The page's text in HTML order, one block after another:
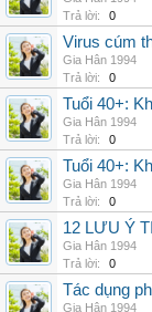
Trả lời:
0
Virus cúm
Gia Hân 1994
Trả lời:
0
Tuổi 40+:
Gia Hân 1994
Trả lời:
0
Tuổi 40+:
Gia Hân 1994
Trả lời:
0
12 LƯU Ý
Gia Hân 1994
Trả lời:
0
Tác dụng
Gia Hân 1994